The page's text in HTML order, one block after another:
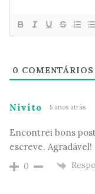
0 COMENTÁRIOS
Nivito 5 anos atrás
Encontrei bons
escreve. Agradável!
0